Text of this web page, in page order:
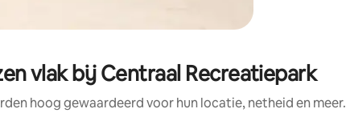
vlak bij Centraal Recreatiepark
hoog gewaardeerd voor hun locatie, netheid en meer.